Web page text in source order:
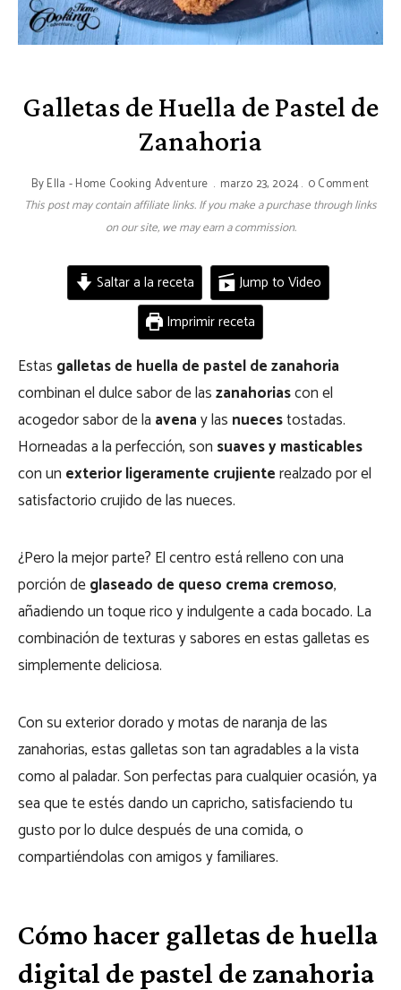
Galletas de Huella de Pastel de
Zanahoria
ByElla - Home Cooking Adventure marzo 23, 2024 0 Comment
This post may contain affiliate links. If you make a purchase through links
on our site, we may earn a commission.
Saltar a la receta
Jump to Video
Imprimir receta
Estas galletas de huella de pastel de zanahoria
combinan el dulce sabor de laszanahoriascon el
acogedor sabor de la avenay las nuecestostadas.
Horneadas a la perfección, son suaves y masticables
con un exterior ligeramente crujienterealzado por el
satisfactorio crujido de las nueces.
¿Pero la mejor parte? El centro está relleno con una
porción deglaseado de queso crema cremoso,
añadiendo un toque rico y indulgente a cada bocado. La
combinación de texturas y sabores en estas galletas es
simplemente deliciosa.
Con su exterior dorado y motas de naranja de las
zanahorias, estas galletas son tan agradables a la vista
como al paladar. Son perfectas para cualquier ocasión, ya
sea que te estés dando un capricho, satisfaciendo tu
gusto por lo dulce después de una comida, o
compartiéndolas con amigos y familiares.
Cómo hacer galletas de huella
digital de pastel de zanahoria